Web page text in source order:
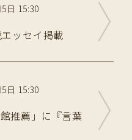
日 15:30
ッセイ掲載
日 15:30
推薦」に『言葉